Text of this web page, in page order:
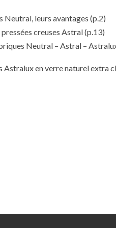
Neutral, leurs avantages (p.2)
creuses Astral(p.13)
Neutral – Astral –
Astralux en verre naturel extra